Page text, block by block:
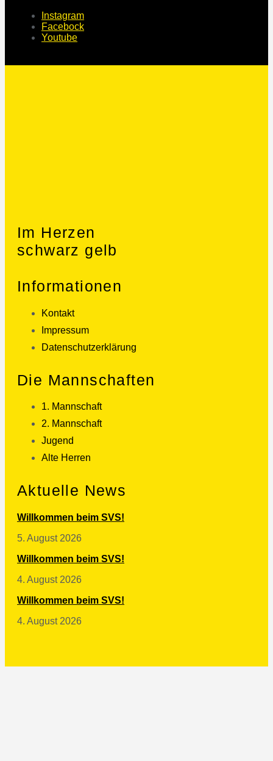
Instagram
Facebock
Youtube
Im Herzen
schwarz gelb
Informationen
Kontakt
Impressum
Datenschutzerklärung
Die Mannschaften
1. Mannschaft
2. Mannschaft
Jugend
Alte Herren
Aktuelle News
Willkommen beim SVS!
5. August 2026
Willkommen beim SVS!
4. August 2026
Willkommen beim SVS!
4. August 2026